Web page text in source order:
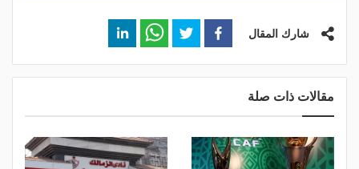
شارك المقال
مقالات ذات صلة